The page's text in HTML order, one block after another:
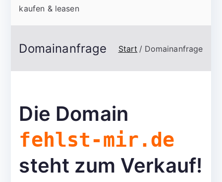
kaufen & leasen
Domainanfrage Start Domainanfrage
Die Domain
fehlst-mir.de
steht zum Verkauf!